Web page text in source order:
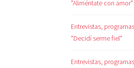
"Aliméntate con amor"
Entrevistas,
"Decidí serme fiel"
Entrevistas,